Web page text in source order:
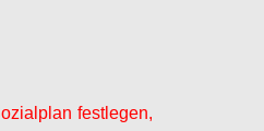
festlegen,